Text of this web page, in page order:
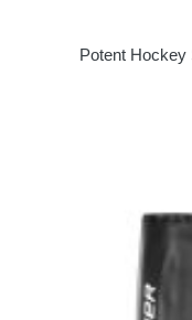
Potent Hockey